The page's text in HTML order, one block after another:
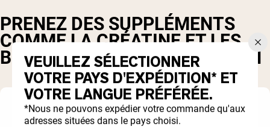
PRENEZ DES SUPPLÉMENTS
COMME LA CRÉATINE ET LES
BCAA POUR LA RÉCUPÉRATION
VEUILLEZ SÉLECTIONNER
VOTRE PAYS D'EXPÉDITION* ET
VOTRE LANGUE PRÉFÉRÉE.
*Nous ne pouvons expédier votre commande qu'aux
adresses situées dans le pays choisi.